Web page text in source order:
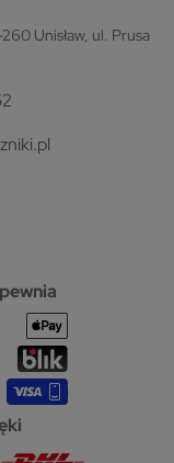
Unisław, ul. Prusa